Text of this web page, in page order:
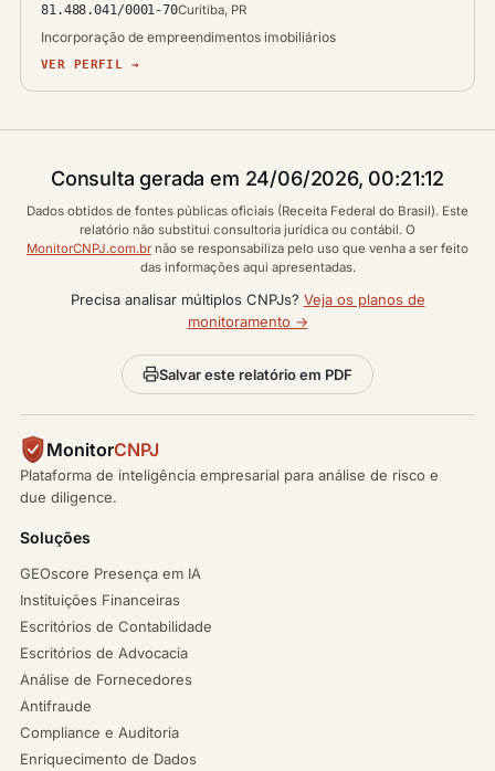
81.488.041/0001-70Curitiba, PR
Incorporação de empreendimentos imobiliários
VER PERFIL →
Consulta gerada em 24/06/2026, 00:21:12
Dados obtidos de fontes públicas oficiais (Receita Federal do Brasil). Este
relatório não substitui consultoria jurídica ou contábil. O
MonitorCNPJ.com.br não se responsabiliza pelo uso que venha a ser feito
das informações aqui apresentadas.
Precisa analisar múltiplos CNPJs? Veja os planos de
monitoramento →
Salvar este relatório em PDF
MonitorCNPJ
Plataforma de inteligência empresarial para análise de risco e
due diligence.
Soluções
GEOscore Presença em IA
Instituições Financeiras
Escritórios de Contabilidade
Escritórios de Advocacia
Análise de Fornecedores
Antifraude
Compliance e Auditoria
Enriquecimento de Dados